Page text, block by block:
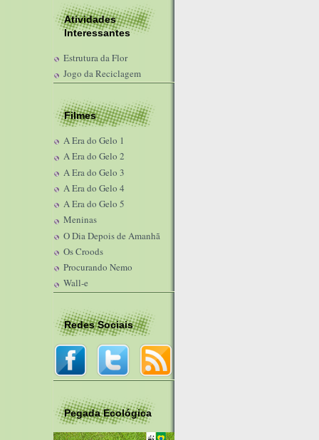
Atividades
Interessantes
Estrutura da Flor
Jogo da Reciclagem
Filmes
A Era do Gelo 1
A Era do Gelo 2
A Era do Gelo 3
A Era do Gelo 4
A Era do Gelo 5
Meninas
O Dia Depois de Amanhã
Os Croods
Procurando Nemo
Wall-e
Redes Sociais
Pegada Ecológica